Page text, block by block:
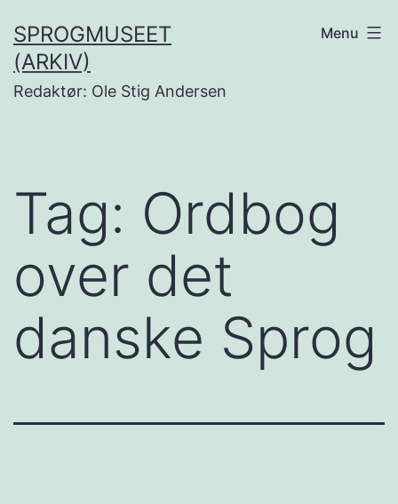
til
indhold
SPROGMUSEET
(ARKIV)
Redaktør: Ole Stig Andersen
Menu
Tag: Ordbog
over det
danske Sprog